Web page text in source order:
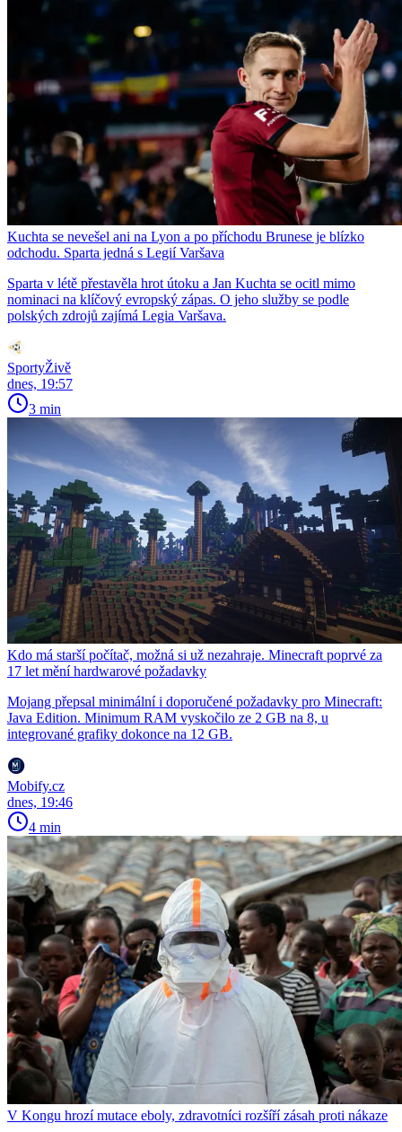
Kuchta se nevešel ani na Lyon a po příchodu Brunese je blízko
odchodu. Sparta jedná s Legií Varšava
Sparta v létě přestavěla hrot útoku a Jan Kuchta se ocitl mimo
nominaci na klíčový evropský zápas. O jeho služby se podle
polských zdrojů zajímá Legia Varšava.
SportyŽivě
dnes, 19:57
3 min
Kdo má starší počítač, možná si už nezahraje. Minecraft poprvé za
17 let mění hardwarové požadavky
Mojang přepsal minimální i doporučené požadavky pro Minecraft:
Java Edition. Minimum RAM vyskočilo ze 2 GB na 8, u
integrované grafiky dokonce na 12 GB.
Mobify.cz
dnes, 19:46
4 min
V Kongu hrozí mutace eboly, zdravotníci rozšíří zásah proti nákaze